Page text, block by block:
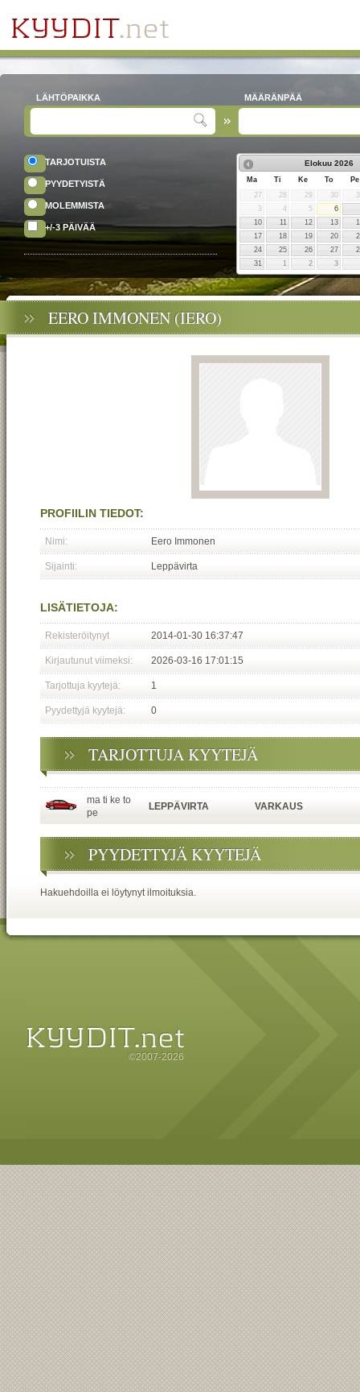
LÄHTÖPAIKKA MÄÄRÄNPÄÄ
TARJOTUISTA
PYYDETYISTÄ
MOLEMMISTA
+/-3 PÄIVÄÄ
Elokuu 2026
Ma Ti Ke To
Pe
27
28 29 30
3
4 5
6
10
11 12 13
17
18 19 20
24
25 26 27
31
1 2 3
EERO IMMONEN (IERO)
PROFIILIN TIEDOT:
Nimi: Eero Immonen
Sijainti: Leppävirta
LISÄTIETOJA:
Rekisteröitynyt 2014-01-30 16:37:47
Kirjautunut viimeksi: 2026-03-16 17:01:15
Tarjottuja kyytejä: 1
Pyydettyjä kyytejä: 0
TARJOTTUJA KYYTEJÄ
ma ti ke to
pe
LEPPÄVIRTA VARKAUS
PYYDETTYJÄ KYYTEJÄ
Hakuehdoilla ei löytynyt ilmoituksia.
©2007-2026